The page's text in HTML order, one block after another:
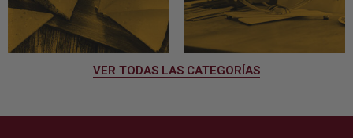
VER TODAS LAS CATEGORÍAS